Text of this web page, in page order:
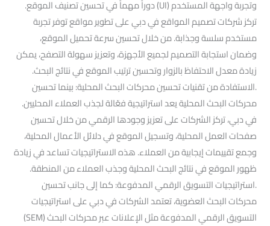
وتجربة واجهة المستخدم (UI) دوراً مهماً في تحسين تصنيف الموقع.
تركز شركات تصميم المواقع في دبي على تطوير مواقع توفر تجربة
مستخدم سلسة وجذابة. من خلال تحسين سرعة تحميل الموقع،
وضمان استجابة التصميم لجميع الأجهزة، وتعزيز سهولة التصفح، يمكن
زيادة معدل الاحتفاظ بالزوار وتحسين ترتيب الموقع في نتائج البحث.
.الاستفادة من تقنيات تحسين محركات البحث المحلية: بينما تحسين
محركات البحث المحلية يعد استراتيجية فعّالة لجذب العملاء المحليين.
في دبي، تركز الشركات على تعزيز وجودها الرقمي من خلال تحسين
صفحات العمل المحلية، وتسجيل الموقع في دلائل الأعمال المحلية،
وجمع تقييمات إيجابية من العملاء. هذه الاستراتيجيات تساعد في زيادة
ظهور الموقع في نتائج البحث المحلية وجذب العملاء من المنطقة.
.استراتيجيات التسويق الرقمي المدفوعة: كما إلى جانب تحسين
محركات البحث العضوية، تعتمد الشركات في دبي على استراتيجيات
التسويق الرقمي المدفوعة مثل الإعلانات عبر محركات البحث (SEM)